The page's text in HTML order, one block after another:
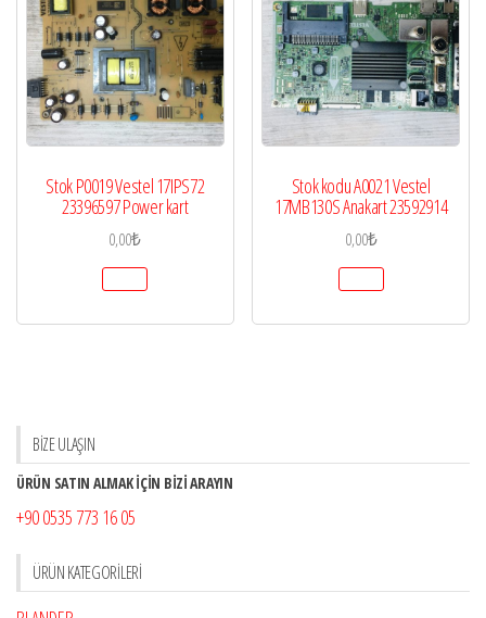
Stok P0019 Vestel 17IPS72
23396597 Power kart
0,00₺
Stok kodu A0021 Vestel
17MB130S Anakart 23592914
0,00₺
BİZE ULAŞIN
ÜRÜN SATIN ALMAK İÇİN BİZİ ARAYIN
+90 0535 773 16 05
ÜRÜN KATEGORILERI